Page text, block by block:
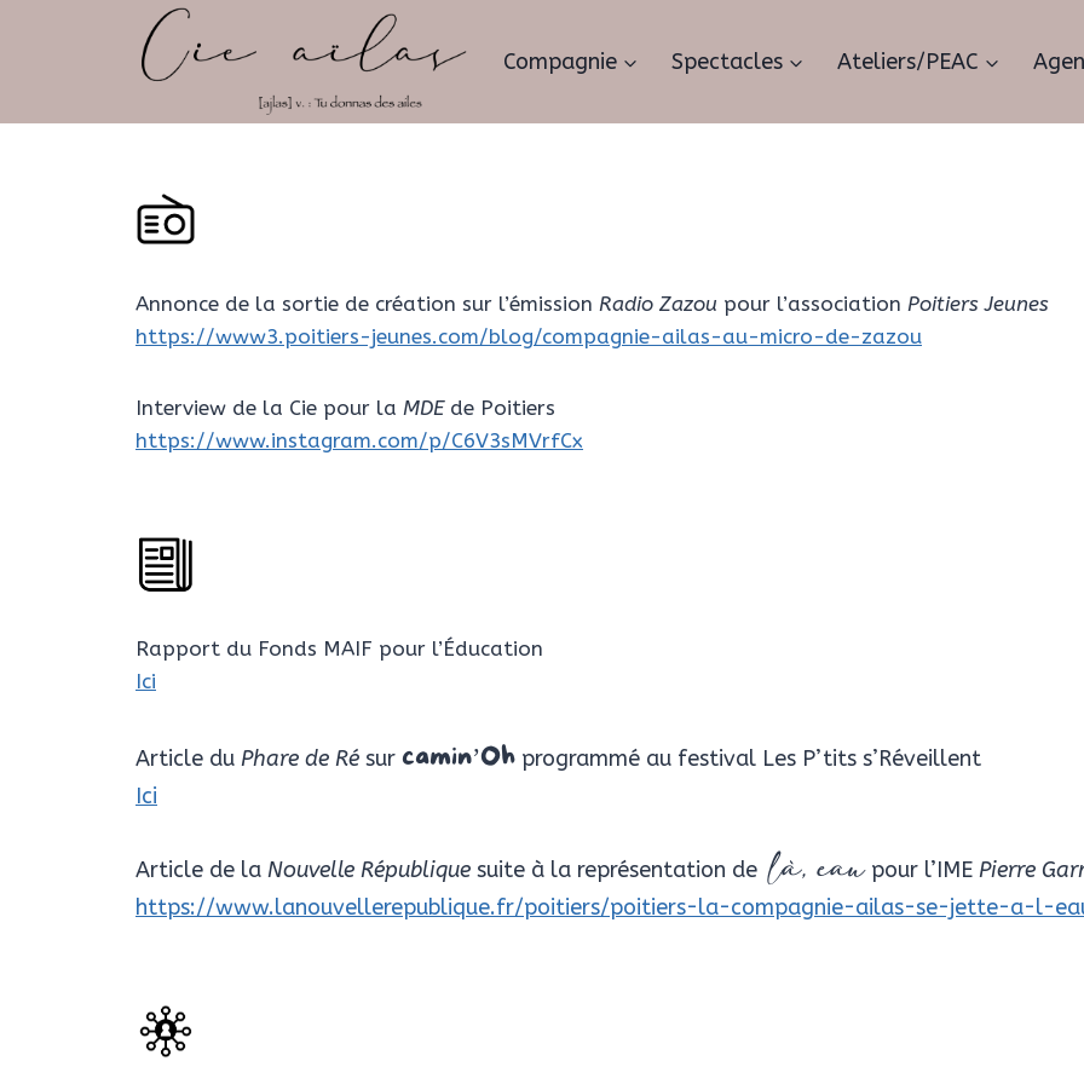
Compagnie Spectacles Ateliers/PEAC
Annonce de la sortie de création sur l’émission Radio Zazou pour l’association Poitiers Jeunes
https://www3.poitiers-jeunes.com/blog/compagnie-ailas-au-micro-de-zazou
Interview de la Cie pour la MDEde Poitiers
https://www.instagram.com/p/C6V3sMVrfCx
Rapport du Fonds MAIF pour l’Éducation
Ici
Article du Phare de Ré sur camin’Oh programmé au festival Les P’tits s’Réveillent
Ici
Article de la Nouvelle République suite à la représentation delà, eaupour l’IME Pierre
https://www.lanouvellerepublique.fr/poitiers/poitiers-la-compagnie-ailas-se-jette-a-l-